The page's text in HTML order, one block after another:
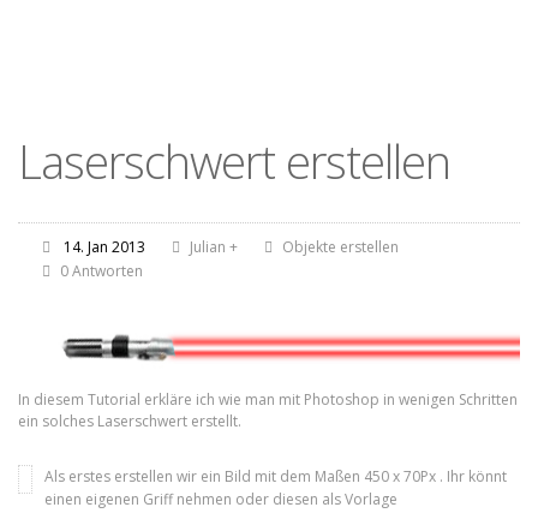
Laserschwert erstellen
14. Jan 2013 Julian +
Objekte erstellen
0 Antworten
In diesem Tutorial erkläre ich wie man mit Photoshop in wenigen Schritten
ein solches Laserschwert erstellt.
Als erstes erstellen wir ein Bild mit dem Maßen 450 x 70Px . Ihr könnt
einen eigenen Griff nehmen oder diesen als Vorlage